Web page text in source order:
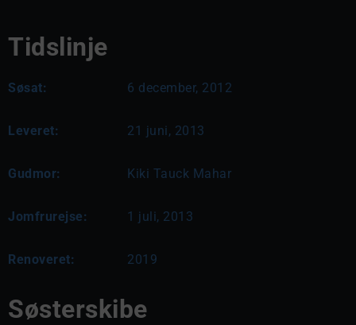
Tidslinje
Søsat: 6 december, 2012
Leveret: 21 juni, 2013
Gudmor: Kiki Tauck Mahar
Jomfrurejse: 1 juli, 2013
Renoveret: 2019
Søsterskibe